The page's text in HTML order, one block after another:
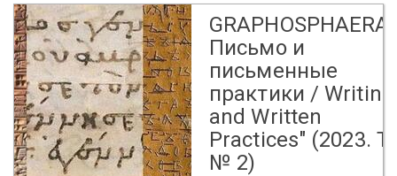
GRAPHOSPHAERA:
Письмо и
письменные
практики / Writing
and Written
Practices" (2023.
№ 2)